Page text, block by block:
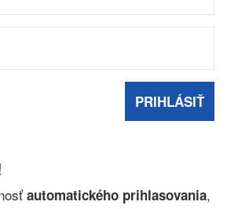
PRIHLÁSIŤ
automatického prihlasovania,